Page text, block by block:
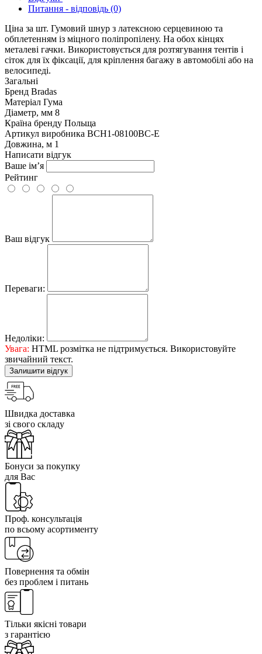
Питання - відповідь (0)
Ціна за шт. Гумовий шнур з латексною серцевиною та
обплетенням із міцного поліпропілену. На обох кінцях
металеві гачки. Використовується для розтягування тентів і
сіток для їх фіксації, для кріплення багажу в автомобілі або на
велосипеді.
Загальні
Бренд Bradas
Матеріал Гума
Діаметр, мм 8
Країна бренду Польща
Артикул виробника BCH1-08100BC-E
Довжина, м 1
Написати відгук
Ваше ім’я
Рейтинг
Ваш відгук
Переваги:
Недоліки:
Увага: HTML розмітка не підтримується. Використовуйте
звичайний текст.
Залишити відгук
Швидка доставка
зі свого складу
Бонуси за покупку
для Вас
Проф. консультація
по всьому асортименту
Повернення та обмін
без проблем і питань
Тільки якісні товари
з гарантією